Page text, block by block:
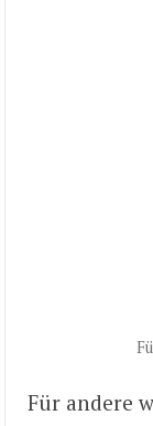
Für andere